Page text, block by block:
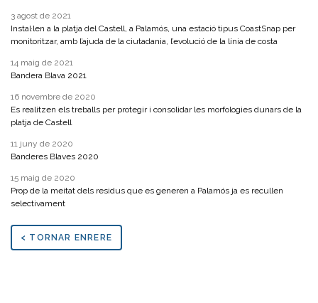
3 agost de 2021
Instal·len a la platja del Castell, a Palamós, una estació tipus CoastSnap per
monitoritzar, amb l’ajuda de la ciutadania, l’evolució de la línia de costa
14 maig de 2021
Bandera Blava 2021
16 novembre de 2020
Es realitzen els treballs per protegir i consolidar les morfologies dunars de la
platja de Castell
11 juny de 2020
Banderes Blaves 2020
15 maig de 2020
Prop de la meitat dels residus que es generen a Palamós ja es recullen
selectivament
< TORNAR ENRERE